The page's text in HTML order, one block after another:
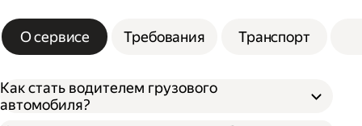
О сервисе Требования Транспорт
Как стать водителем грузового
автомобиля?